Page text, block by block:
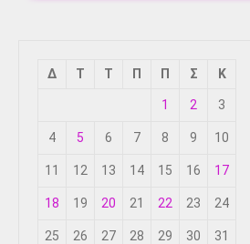
Δ Τ Τ Π Π Σ Κ
1 2 3
4 5 6 7 8 9 10
11 12 13 14 15 16 17
18 19 20 21 22 23 24
25 26 27 28 29 30 31